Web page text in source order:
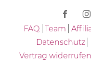
FAQ Team
Datenschutz
Vertrag widerrufen